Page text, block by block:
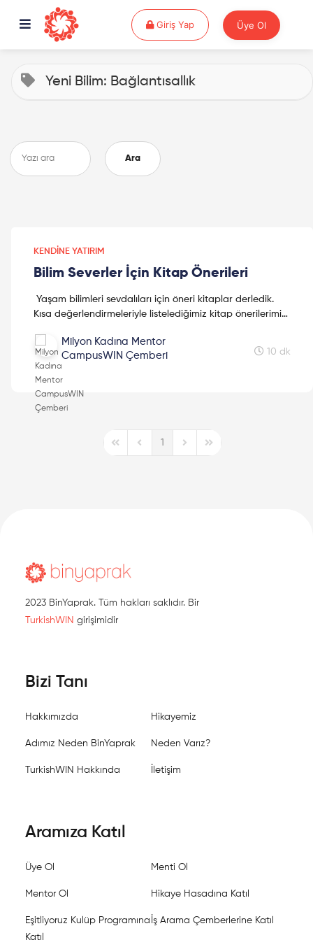
Giriş YapGiriş Yap Üye Ol
Yeni Bilim: Bağlantısallık
Ara
KENDINE YATIRIM
Bilim Severler İçin Kitap Önerileri
Yaşam bilimleri sevdalıları için öneri kitaplar derledik.
Kısa değerlendirmeleriyle listelediğimiz kitap önerilerimizi
Fizikten matematiğe, evrime, genetiğe, tıbba, felsefeye,
psikiyatriye kadar çeşitli alanlar üzerine okumalar
Milyon Kadına Mentor
CampusWIN Çemberi
10 dk
First PagePrevious Page
1
Next PageLast Page
2023 BinYaprak. Tüm hakları saklıdır. Bir
TurkishWIN girişimidir
Bizi Tanı
Hakkımızda Hikayemiz
Adımız Neden BinYaprak Neden Varız?
TurkishWIN Hakkında İletişim
Aramıza Katıl
Üye Ol Menti Ol
Mentor Ol Hikaye Hasadına Katıl
Eşitliyoruz Kulüp Programına
Katıl
İş Arama Çemberlerine Katıl